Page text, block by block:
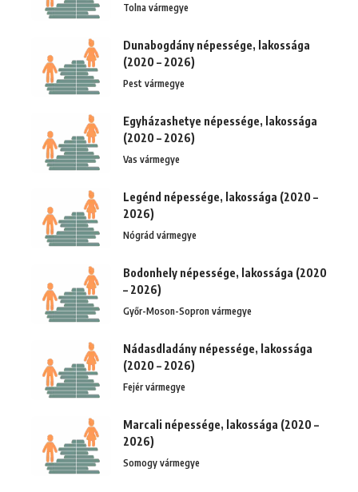
Tolna vármegye
Dunabogdány népessége, lakossága
(2020 – 2026)
Pest vármegye
Egyházashetye népessége, lakossága
(2020 – 2026)
Vas vármegye
Legénd népessége, lakossága (2020 –
2026)
Nógrád vármegye
Bodonhely népessége, lakossága (2020
– 2026)
Győr-Moson-Sopron vármegye
Nádasdladány népessége, lakossága
(2020 – 2026)
Fejér vármegye
Marcali népessége, lakossága (2020 –
2026)
Somogy vármegye